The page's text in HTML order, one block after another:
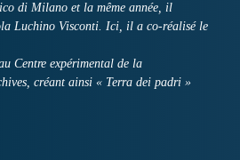
di Milano et la même année, il
Luchino Visconti. Ici, il a co-réalisé le
Centre expérimental de la
créant ainsi « Terra dei padri »